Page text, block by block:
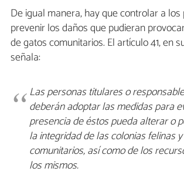
De igual manera, hay que controlar a
prevenir los daños que pudieran
de gatos comunitarios. El artículo 41, en
señala:
Las personas titulares o
deberán adoptar las medidas para
presencia de éstos pueda alterar o
la integridad de las colonias felinas
comunitarios, así como de los
los mismos.